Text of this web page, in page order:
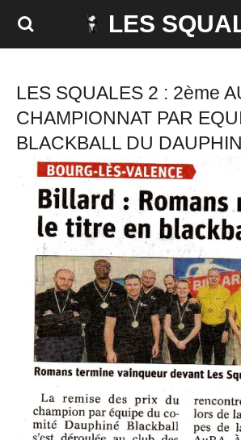
Passer
au
principal
LES
LES SQUALES 2 : 2ème
CHAMPIONNAT PAR
BLACKBALL DU